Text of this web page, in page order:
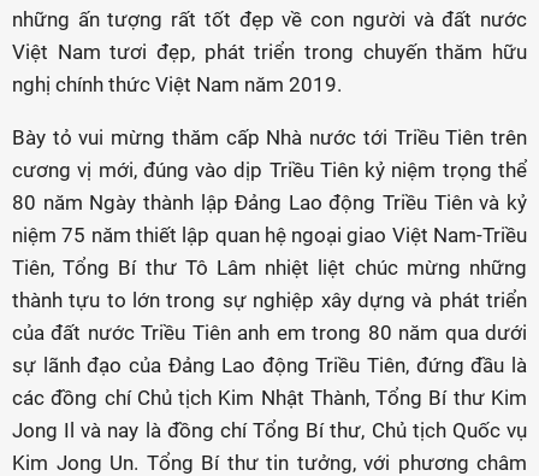
những ấn tượng rất tốt đẹp về con người và đất nước
Việt Nam tươi đẹp, phát triển trong chuyến thăm hữu
nghị chính thức Việt Nam năm 2019.
Bày tỏ vui mừng thăm cấp Nhà nước tới Triều Tiên trên
cương vị mới, đúng vào dịp Triều Tiên kỷ niệm trọng thể
80 năm Ngày thành lập Đảng Lao động Triều Tiên và kỷ
niệm 75 năm thiết lập quan hệ ngoại giao Việt Nam-Triều
Tiên, Tổng Bí thư Tô Lâm nhiệt liệt chúc mừng những
thành tựu to lớn trong sự nghiệp xây dựng và phát triển
của đất nước Triều Tiên anh em trong 80 năm qua dưới
sự lãnh đạo của Đảng Lao động Triều Tiên, đứng đầu là
các đồng chí Chủ tịch Kim Nhật Thành, Tổng Bí thư Kim
Jong Il và nay là đồng chí Tổng Bí thư, Chủ tịch Quốc vụ
Kim Jong Un. Tổng Bí thư tin tưởng, với phương châm